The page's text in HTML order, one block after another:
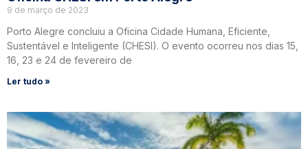
9 de março de 2023
Porto Alegre concluiu a Oficina Cidade Humana, Eficiente,
Sustentável e Inteligente (CHESI). O evento ocorreu nos dias 15,
16, 23 e 24 de fevereiro de
Ler tudo »